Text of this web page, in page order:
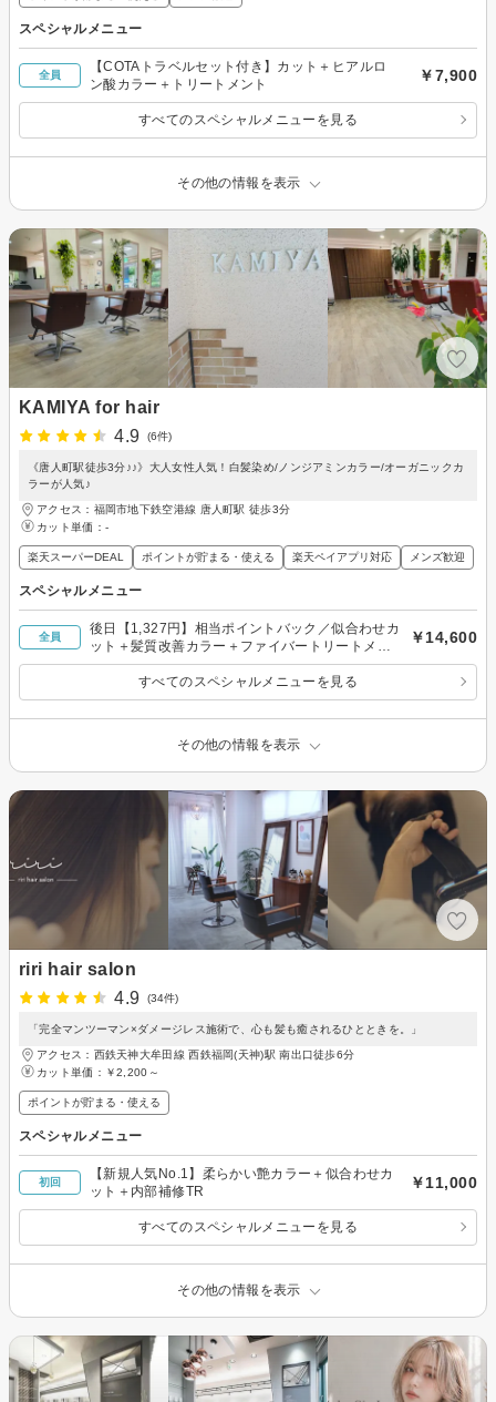
スペシャルメニュー
全員
【COTAトラベルセット付き】カット＋ヒアルロ
ン酸カラー＋トリートメント
￥7,900
すべてのスペシャルメニューを見る
その他の情報を表示
KAMIYA for hair
4.9
(6件)
《唐人町駅徒歩3分♪♪》大人女性人気！白髪染め/ノンジアミンカラー/オーガニックカ
ラーが人気♪
アクセス：福岡市地下鉄空港線 唐人町駅 徒歩3分
カット単価： -
楽天スーパーDEAL ポイントが貯まる・使える 楽天ペイアプリ対応 メンズ歓迎
スペシャルメニュー
全員
後日【1,327円】相当ポイントバック／似合わせカ
ット＋髪質改善カラー＋ファイバートリートメン
ト
￥14,600
すべてのスペシャルメニューを見る
その他の情報を表示
riri hair salon
4.9
(34件)
「完全マンツーマン×ダメージレス施術で、心も髪も癒されるひとときを。」
アクセス：西鉄天神大牟田線 西鉄福岡(天神)駅 南出口徒歩6分
カット単価： ￥2,200～
ポイントが貯まる・使える
スペシャルメニュー
初回
【新規人気No.1】柔らかい艶カラー＋似合わせカ
ット＋内部補修TR
￥11,000
すべてのスペシャルメニューを見る
その他の情報を表示